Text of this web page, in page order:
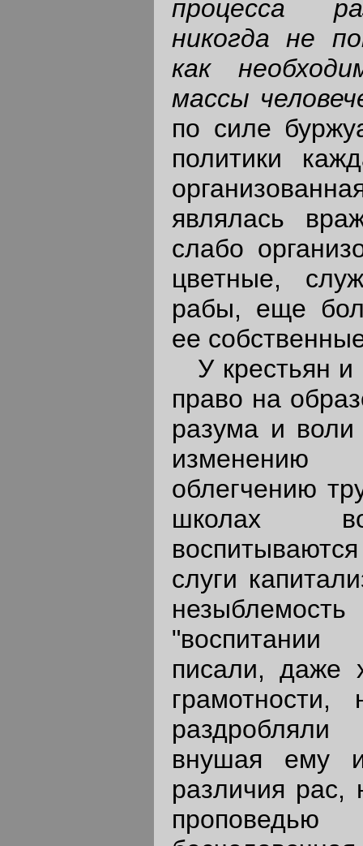
процесса
никогда не
как
массы
по силе
политики
являлась
слабо
цветные,
рабы, еще
ее
У крестьян и
право на
разума и
облегчению
школах
слуги
"воспитании
писали, даже
внушая ему
различия рас,